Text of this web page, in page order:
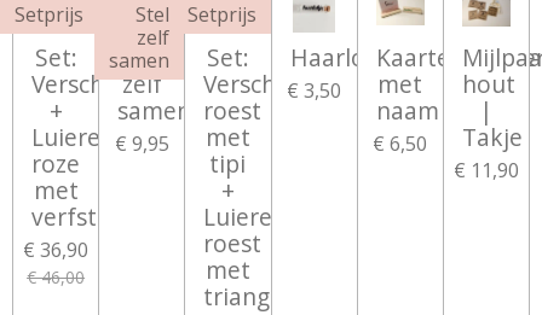
Setprijs
Set:
Verschoningsmatje
+
Luieretui
roze
met
verfstippen
€ 36,90
€ 46,00
Stel
zelf
samen
Bijtring
zelf
samenstellen
€ 9,95
Setprijs
Set:
Verschoningsmatje
roest
met
tipi
+
Luieretui
roest
met
triangel
Haarlokflesje
€ 3,50
met
naam
€ 6,50
hout
|
Takje
€ 11,90